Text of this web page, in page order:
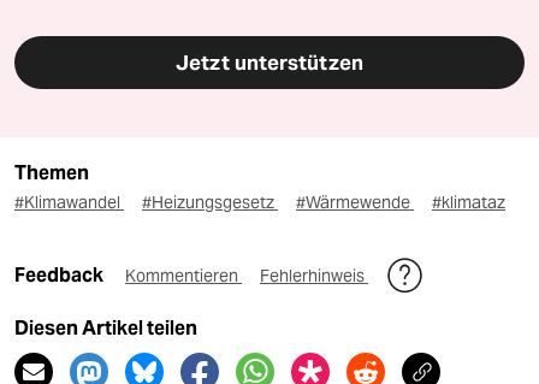
Jetzt unterstützen
Themen
#Klimawandel #Heizungsgesetz #Wärmewende #klimataz
Feedback Kommentieren Fehlerhinweis
Diesen Artikel teilen